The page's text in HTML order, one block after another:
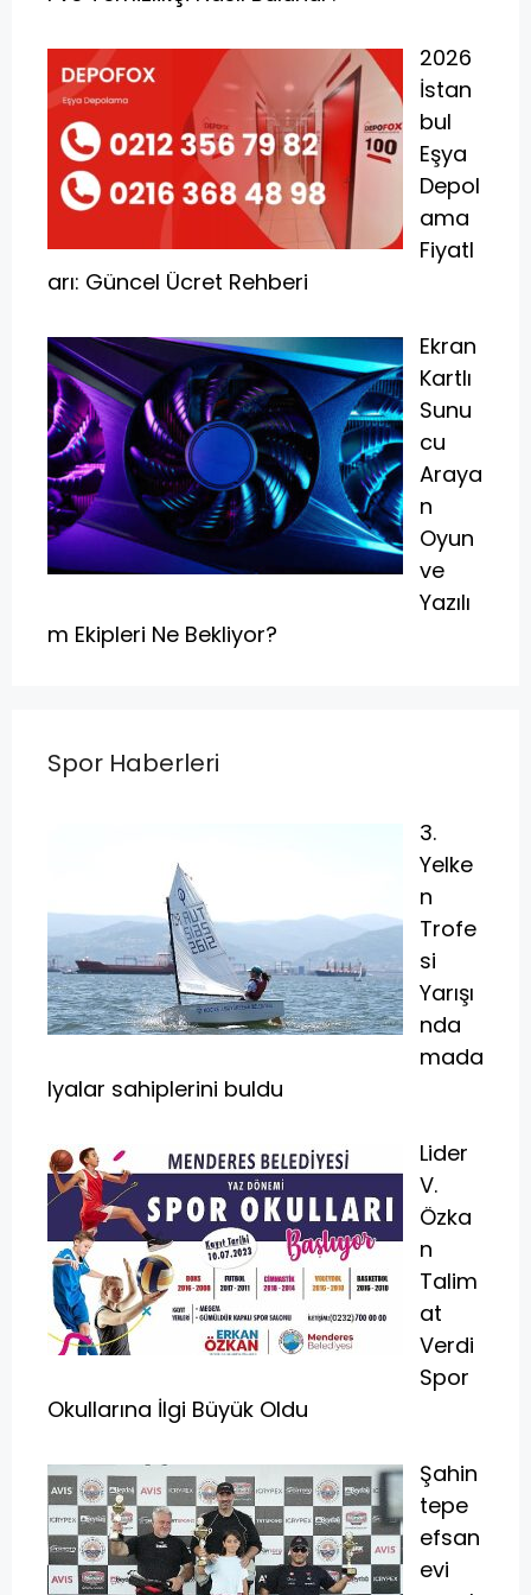
2026
İstan
bul
Eşya
Depol
ama
Fiyatl
arı: Güncel Ücret Rehberi
Ekran
Kartlı
Sunu
cu
Araya
n
Oyun
ve
Yazılı
m Ekipleri Ne Bekliyor?
Spor Haberleri
3.
Yelke
n
Trofe
si
Yarışı
nda
mada
lyalar sahiplerini buldu
Lider
V.
Özka
n
Talim
at
Verdi
Spor
Okullarına İlgi Büyük Oldu
Şahin
tepe
efsan
evi